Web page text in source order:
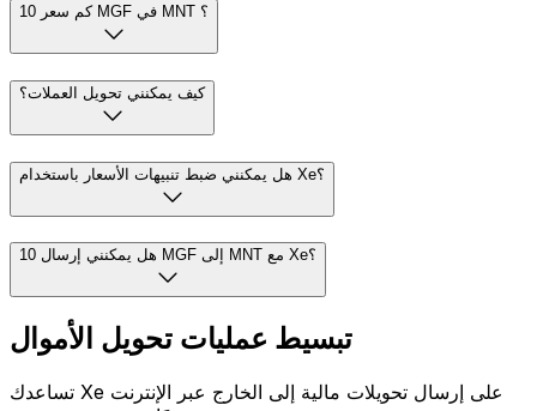
كم سعر 10 MGF في MNT ؟
كيف يمكنني تحويل العملات؟
هل يمكنني ضبط تنبيهات الأسعار باستخدام Xe؟
هل يمكنني إرسال 10 MGF إلى MNT مع Xe؟
تبسيط عمليات تحويل الأموال
تساعدك Xe على إرسال تحويلات مالية إلى الخارج عبر الإنترنت